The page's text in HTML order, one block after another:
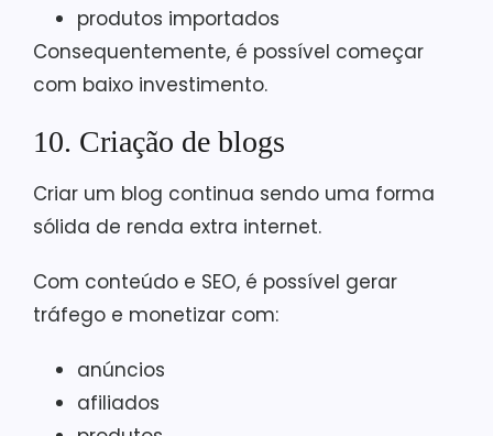
produtos importados
Consequentemente, é possível começar
com baixo investimento.
10. Criação de blogs
Criar um blog continua sendo uma forma
sólida de renda extra internet.
Com conteúdo e SEO, é possível gerar
tráfego e monetizar com:
anúncios
afiliados